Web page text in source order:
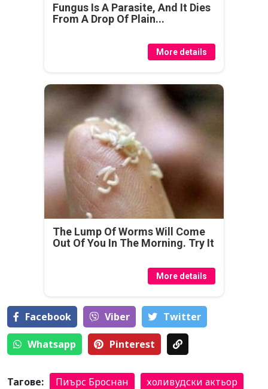
Fungus Is A Parasite, And It Dies
From A Drop Of Plain...
More details
The Lump Of Worms Will Come
Out Of You In The Morning. Try It
More details
Facebook Viber Тwitter
Whatsapp Pinterest
Тагове: Пиърс Броснан
холивудски актьор